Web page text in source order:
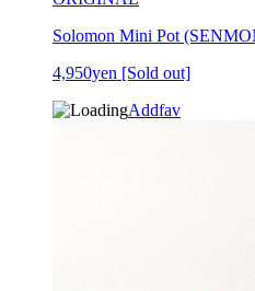
Solomon Mini Pot
4,950yen [Sold out]
Addfav